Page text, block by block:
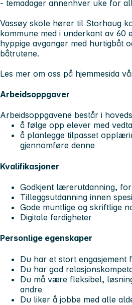
- temadager annenhver uke for
Vassøy skole hører til Storhaug
kommune med i underkant av
hyppige avganger med hurtigbåt
båtrutene.
Les mer om oss på hjemmesida
Arbeidsoppgaver
Arbeidsoppgavene består i
å følge opp elever med
å planlegge tilpasset
gjennomføre denne
Kvalifikasjoner
Godkjent lærerutdanning,
Tilleggsutdanning innen
Gode muntlige og skriftlige
Digitale ferdigheter
Personlige egenskaper
Du har et stort
Du har god
Du må være fleksibel,
andre
Du liker å jobbe med alle